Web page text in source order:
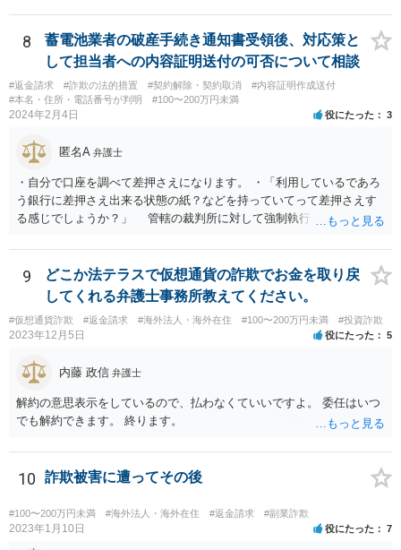
8
蓄電池業者の破産手続き通知書受領後、対応策と
して担当者への内容証明送付の可否について相談
#返金請求 #詐欺の法的措置 #契約解除・契約取消
#内容証明作成送付
#本名・住所・電話番号が判明
#100〜200万円未満
2024年2月4日 役にたった 3
匿名A 弁護士
・自分で口座を調べて差押さえになります。 ・「利用しているであろ
う銀行に差押さえ出来る状態の紙？などを持っていてって差押さえす
る感じでしょうか？」 管轄の裁判所に対して強制執行を申し立てる
係で、法的手続きに乗せるのはあまりおすすめできません。 任意交渉
での回収を検討すべきだと思われます。ご自身で難しい場合は、費用
負担を踏まえたうえでということにはなりますが、弁護士に助力を得
ることをお考え下さい。
9
どこか法テラスで仮想通貨の詐欺でお金を取り戻
してくれる弁護士事務所教えてください。
#仮想通貨詐欺 #返金請求 #海外法人・海外在住 #100〜200万円未満 #投資詐欺
2023年12月5日 役にたった 5
内藤 政信 弁護士
解約の意思表示をしているので、払わなくていいですよ。 委任はいつ
でも解約できます。 終ります。
10 詐欺被害に遭ってその後
#100〜200万円未満 #海外法人・海外在住 #返金請求 #副業詐欺
2023年1月10日 役にたった 7